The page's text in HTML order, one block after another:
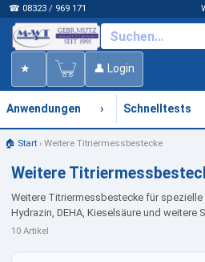
☎ 08323 / 969 171
★ 👤 Login
Anwendungen › Schnelltests
🏠 Start› Weitere Titriermessbestecke
Weitere
Weitere Titriermessbestecke für spezielle
Hydrazin, DEHA, Kieselsäure und weitere
10 Artikel